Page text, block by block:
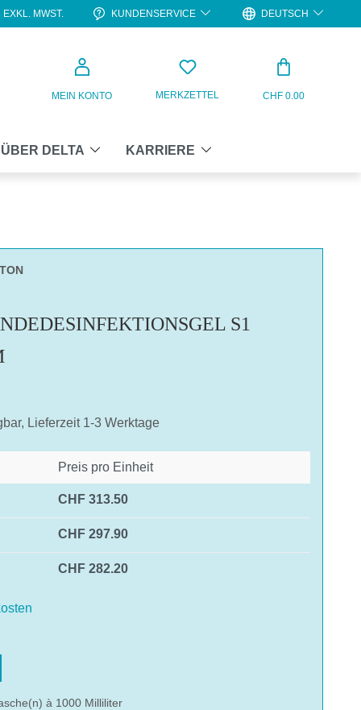
EXKL. MWST. KUNDENSERVICE DEUTSCH
MEIN KONTO MERKZETTEL CHF 0.00
ÜBER DELTA KARRIERE
S1
Lieferzeit 1-3 Werktage
Preis pro Einheit
CHF 313.50
CHF 297.90
CHF 282.20
à 1000 Milliliter